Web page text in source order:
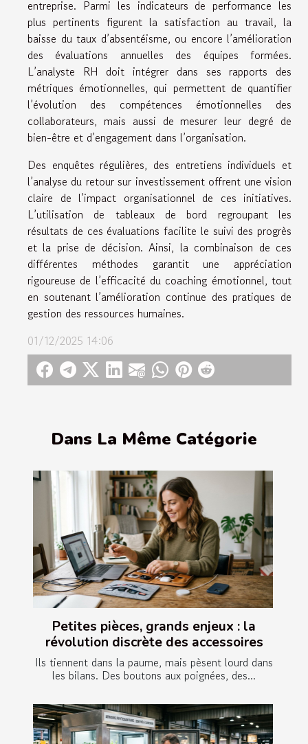
Dans La Même Catégorie
Petites pièces, grands enjeux : la
révolution discrète des accessoires
Ils tiennent dans la paume, mais pèsent lourd dans
les bilans. Des boutons aux poignées, des...
entreprise. Parmi les indicateurs de performance les
plus pertinents figurent la satisfaction au travail, la
baisse du taux d’absentéisme, ou encore l’amélioration
des évaluations annuelles des équipes formées.
L’analyste RH doit intégrer dans ses rapports des
métriques émotionnelles, qui permettent de quantifier
l’évolution des compétences émotionnelles des
collaborateurs, mais aussi de mesurer leur degré de
bien-être et d’engagement dans l’organisation.
Des enquêtes régulières, des entretiens individuels et
l’analyse du retour sur investissement offrent une vision
claire de l’impact organisationnel de ces initiatives.
L’utilisation de tableaux de bord regroupant les
résultats de ces évaluations facilite le suivi des progrès
et la prise de décision. Ainsi, la combinaison de ces
différentes méthodes garantit une appréciation
rigoureuse de l’efficacité du coaching émotionnel, tout
en soutenant l’amélioration continue des pratiques de
gestion des ressources humaines.
01/12/2025 14:06